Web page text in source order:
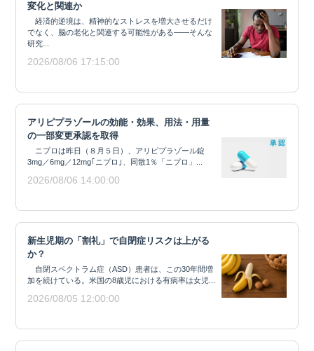
変化と関連か
経済的逆境は、精神的なストレスを増大させるだけ
でなく、脳の老化と関連する可能性がある——そんな
研究...
2026/08/06 17:15:00
アリピプラゾールの効能・効果、用法・用量
の一部変更承認を取得
ニプロは昨日（８月５日）、アリピプラゾール錠
3mg／6mg／12mg｢ニプロ｣、同散1％「ニプロ」...
2026/08/06 14:00:00
新生児期の「割礼」で自閉症リスクは上がる
か？
自閉スペクトラム症（ASD）患者は、この30年間増
加を続けている。米国の8歳児における有病率は女児...
2026/08/05 12:00:00